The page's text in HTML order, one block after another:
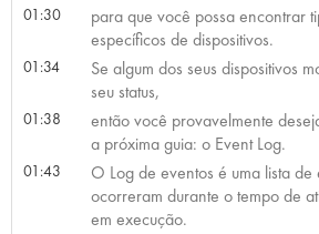
01:30
para que você possa encontrar
específicos de dispositivos.
01:34
Se algum dos seus dispositivos
seu status,
01:38
então você provavelmente
a próxima guia: o Event Log.
01:43
O Log de eventos é uma lista de
ocorreram durante o tempo de
em execução.